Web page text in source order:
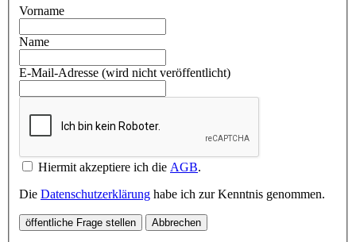
Vorname
Name
E-Mail-Adresse (wird nicht veröffentlicht)
Hiermit akzeptiere ich die AGB.
Die Datenschutzerklärung habe ich zur Kenntnis genommen.
öffentliche Frage stellen Abbrechen